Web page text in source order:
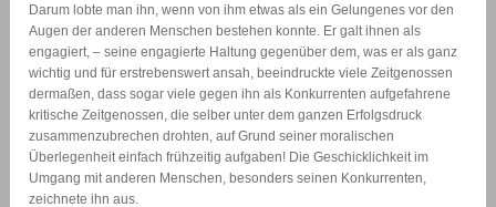
Darum lobte man ihn, wenn von ihm etwas als ein Gelungenes vor den
Augen der anderen Menschen bestehen konnte. Er galt ihnen als
engagiert, – seine engagierte Haltung gegenüber dem, was er als ganz
wichtig und für erstrebenswert ansah, beeindruckte viele Zeitgenossen
dermaßen, dass sogar viele gegen ihn als Konkurrenten aufgefahrene
kritische Zeitgenossen, die selber unter dem ganzen Erfolgsdruck
zusammenzubrechen drohten, auf Grund seiner moralischen
Überlegenheit einfach frühzeitig aufgaben! Die Geschicklichkeit im
Umgang mit anderen Menschen, besonders seinen Konkurrenten,
zeichnete ihn aus.